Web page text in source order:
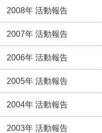
2008年 活動報告
2007年 活動報告
2006年 活動報告
2005年 活動報告
2004年 活動報告
2003年 活動報告